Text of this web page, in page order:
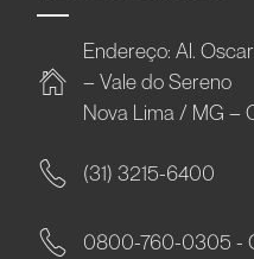
Endereço: Al.
– Vale do Sereno
Nova Lima / MG –
(31) 3215-6400
0800-760-0305 -